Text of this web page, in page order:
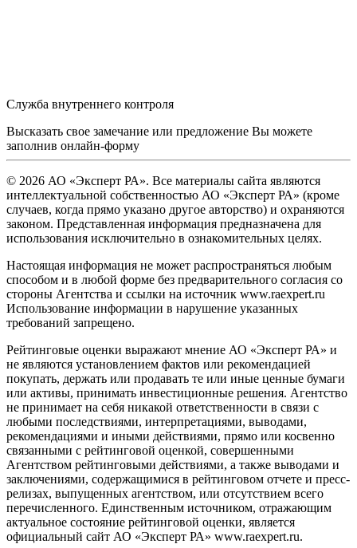
Служба внутреннего контроля
Высказать свое замечание или предложение Вы можете
заполнив онлайн-форму
© 2026 АО «Эксперт РА». Все материалы сайта являются
интеллектуальной собственностью АО «Эксперт РА» (кроме
случаев, когда прямо указано другое авторство) и охраняются
законом. Представленная информация предназначена для
использования исключительно в ознакомительных целях.
Настоящая информация не может распространяться любым
способом и в любой форме без предварительного согласия со
стороны Агентства и ссылки на источник www.raexpert.ru
Использование информации в нарушение указанных
требований запрещено.
Рейтинговые оценки выражают мнение АО «Эксперт РА» и
не являются установлением фактов или рекомендацией
покупать, держать или продавать те или иные ценные бумаги
или активы, принимать инвестиционные решения. Агентство
не принимает на себя никакой ответственности в связи с
любыми последствиями, интерпретациями, выводами,
рекомендациями и иными действиями, прямо или косвенно
связанными с рейтинговой оценкой, совершенными
Агентством рейтинговыми действиями, а также выводами и
заключениями, содержащимися в рейтинговом отчете и пресс-
релизах, выпущенных агентством, или отсутствием всего
перечисленного. Единственным источником, отражающим
актуальное состояние рейтинговой оценки, является
официальный сайт АО «Эксперт РА» www.raexpert.ru.